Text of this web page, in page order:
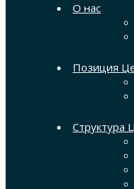
О нас
Позиция
Структура